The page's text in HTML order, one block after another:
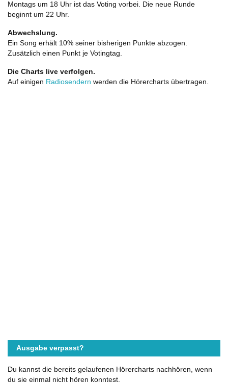
Montags um 18 Uhr ist das Voting vorbei. Die neue Runde
beginnt um 22 Uhr.
Abwechslung.
Ein Song erhält 10% seiner bisherigen Punkte abzogen.
Zusätzlich einen Punkt je Votingtag.
Die Charts live verfolgen.
Auf einigen Radiosendern werden die Hörercharts übertragen.
Ausgabe verpasst?
Du kannst die bereits gelaufenen Hörercharts nachhören, wenn
du sie einmal nicht hören konntest.